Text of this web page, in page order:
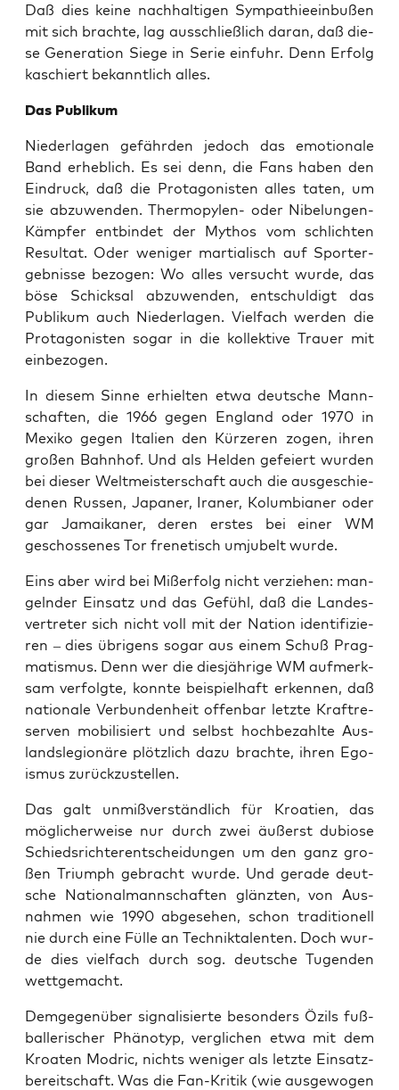
Daß dies kei­ne nach­hal­ti­gen Sym­pa­thie­ein­bu­ßen
mit sich brach­te, lag aus­schließ­lich dar­an, daß die­
se Gene­ra­ti­on Sie­ge in Serie ein­fuhr. Denn Erfolg
kaschiert bekannt­lich alles.
Das Publi­kum
Nie­der­la­gen gefähr­den jedoch das emo­tio­na­le
Band erheb­lich. Es sei denn, die Fans haben den
Ein­druck, daß die Prot­ago­nis­ten alles taten, um
sie abzu­wen­den. Ther­mo­py­len- oder Nibe­lun­gen-
Kämp­fer ent­bin­det der Mythos vom schlich­ten
Resul­tat. Oder weni­ger mar­tia­lisch auf Sport­er­
geb­nis­se bezo­gen: Wo alles ver­sucht wur­de, das
böse Schick­sal abzu­wen­den, ent­schul­digt das
Publi­kum auch Nie­der­la­gen. Viel­fach wer­den die
Prot­ago­nis­ten sogar in die kol­lek­ti­ve Trau­er mit
einbezogen.
In die­sem Sin­ne erhiel­ten etwa deut­sche Mann­
schaf­ten, die 1966 gegen Eng­land oder 1970 in
Mexi­ko gegen Ita­li­en den Kür­ze­ren zogen, ihren
gro­ßen Bahn­hof. Und als Hel­den gefei­ert wur­den
bei die­ser Welt­meis­ter­schaft auch die aus­ge­schie­
de­nen Rus­sen, Japa­ner, Ira­ner, Kolum­bia­ner oder
gar Jamai­ka­ner, deren ers­tes bei einer WM
geschos­se­nes Tor fre­ne­tisch umju­belt wurde.
Eins aber wird bei Miß­er­folg nicht ver­zie­hen: man­
geln­der Ein­satz und das Gefühl, daß die Lan­des­
ver­tre­ter sich nicht voll mit der Nati­on iden­ti­fi­zie­
ren – dies übri­gens sogar aus einem Schuß Prag­
ma­tis­mus. Denn wer die dies­jäh­ri­ge WM auf­merk­
sam ver­folg­te, konn­te bei­spiel­haft erken­nen, daß
natio­na­le Ver­bun­den­heit offen­bar letz­te Kraft­re­
ser­ven mobi­li­siert und selbst hoch­be­zahl­te Aus­
lands­le­gio­nä­re plötz­lich dazu brach­te, ihren Ego­
is­mus zurückzustellen.
Das galt unmiß­ver­ständ­lich für Kroa­ti­en, das
mög­li­cher­wei­se nur durch zwei äußerst dubio­se
Schieds­rich­ter­ent­schei­dun­gen um den ganz gro­
ßen Tri­umph gebracht wur­de. Und gera­de deut­
sche Natio­nal­mann­schaf­ten glänz­ten, von Aus­
nah­men wie 1990 abge­se­hen, schon tra­di­tio­nell
nie durch eine Fül­le an Tech­nik­ta­len­ten. Doch wur­
de dies viel­fach durch sog. deut­sche Tugen­den
wettgemacht.
Dem­ge­gen­über signa­li­sier­te beson­ders Özils fuß­
bal­le­ri­scher Phä­no­typ, ver­gli­chen etwa mit dem
Kroa­ten Mod­ric, nichts weni­ger als letz­te Ein­satz­
be­reit­schaft. Was die Fan-Kri­tik (wie aus­ge­wo­gen